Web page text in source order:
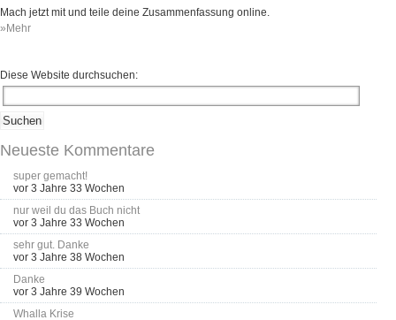
Aktive Forenbeiträge
Dies ist das Forum um neue Funktionen und Information zu Wünschen
Regeln (Bitte vor dem posten lesen)
Mach jetzt mit und teile deine Zusammenfassung online.
»Mehr
Diese Website durchsuchen:
Neueste Kommentare
super gemacht!
vor 3 Jahre 33 Wochen
nur weil du das Buch nicht
vor 3 Jahre 33 Wochen
sehr gut. Danke
vor 3 Jahre 38 Wochen
Danke
vor 3 Jahre 39 Wochen
Whalla Krise